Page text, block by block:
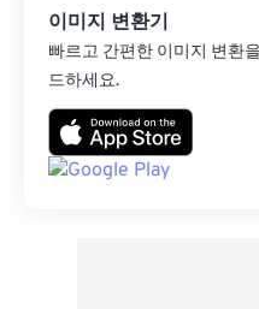
이미지 변환기
빠르고 간편한 이미지 변환
드하세요.